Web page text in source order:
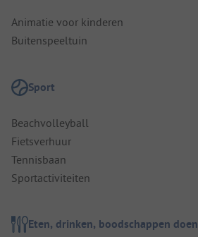
Animatie voor kinderen
Buitenspeeltuin
Sport
Beachvolleyball
Fietsverhuur
Tennisbaan
Sportactiviteiten
Eten, drinken, boodschappen doen